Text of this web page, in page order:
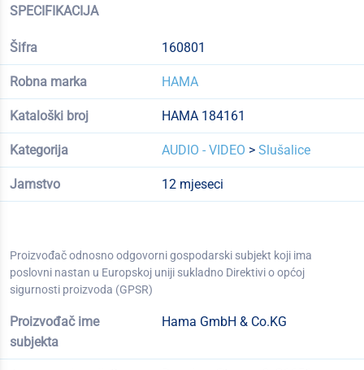
SPECIFIKACIJA
Šifra 160801
Robna marka HAMA
Kataloški broj HAMA 184161
Kategorija AUDIO - VIDEO > Slušalice
Jamstvo 12 mjeseci
Proizvođač odnosno odgovorni gospodarski subjekt koji ima
poslovni nastan u Europskoj uniji sukladno Direktivi o općoj
sigurnosti proizvoda (GPSR)
Proizvođač ime
subjekta
Hama GmbH & Co.KG